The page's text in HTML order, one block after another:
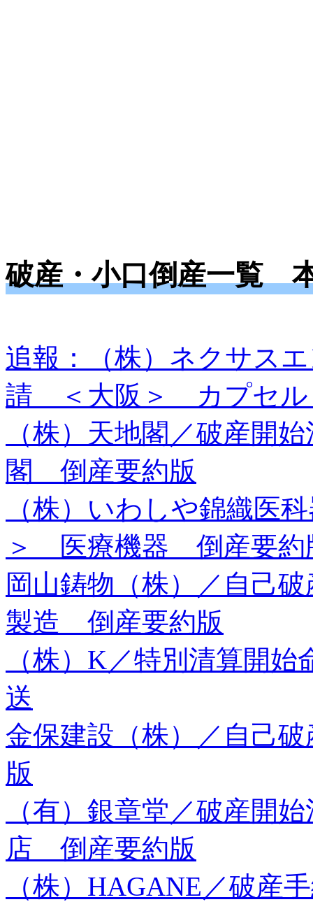
破産・小口倒産一覧
追報：（株）ネクサス
請 ＜大阪＞ カプセル
（株）天地閣／破産
閣 倒産要約版
（株）いわしや錦織医
＞ 医療機器 倒産要約
岡山鋳物（株）／自己
製造 倒産要約版
（株）K／特別清算開
送
金保建設（株）／自己
版
（有）銀章堂／破産
店 倒産要約版
（株）HAGANE／破